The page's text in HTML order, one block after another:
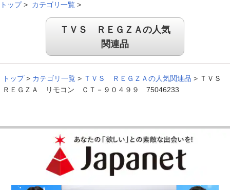
トップ> カテゴリ一覧 >
ＴＶＳ ＲＥＧＺＡの人気
関連品
トップ > カテゴリ一覧 > ＴＶＳ ＲＥＧＺＡの人気関連品 > ＴＶＳ
ＲＥＧＺＡ リモコン ＣＴ－９０４９９ 75046233